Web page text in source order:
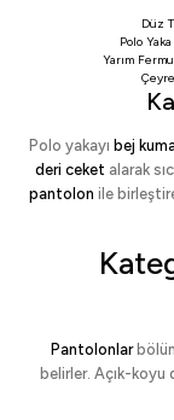
Düz
Polo
Yarım
Polo yakayı bej
deri ceket alarak
pantolon ile
Pantolonlar
belirler. Açık-